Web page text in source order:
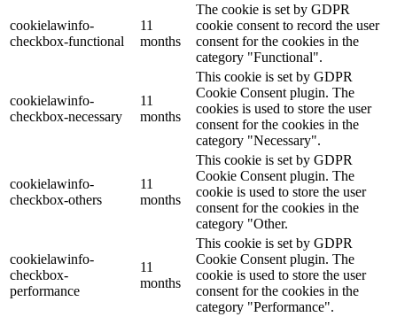
cookielawinfo-
checkbox-functional
11
months
The cookie is set by GDPR
cookie consent to record the user
consent for the cookies in the
category "Functional".
cookielawinfo-
checkbox-necessary
11
months
This cookie is set by GDPR
Cookie Consent plugin. The
cookies is used to store the user
consent for the cookies in the
category "Necessary".
cookielawinfo-
checkbox-others
11
months
This cookie is set by GDPR
Cookie Consent plugin. The
cookie is used to store the user
consent for the cookies in the
category "Other.
cookielawinfo-
checkbox-
performance
11
months
This cookie is set by GDPR
Cookie Consent plugin. The
cookie is used to store the user
consent for the cookies in the
category "Performance".